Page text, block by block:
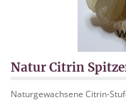
Natur Citrin
Naturgewachsene Citrin-